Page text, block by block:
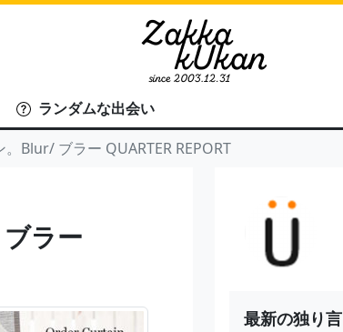
ランダムな出会い
Blur/ ブラー QUARTER REPORT
ラー
最新の独り言